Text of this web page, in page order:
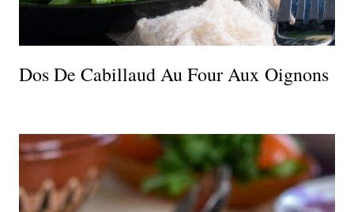
Dos De Cabillaud Au Four Aux Oignons